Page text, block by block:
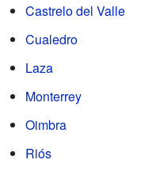
Castrelo del Valle
Cualedro
Laza
Monterrey
Oimbra
Riós